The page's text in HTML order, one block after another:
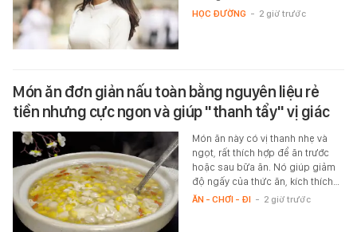
HỌC ĐƯỜNG - 2 giờ trước
Món ăn đơn giản nấu toàn bằng nguyên liệu rẻ
tiền nhưng cực ngon và giúp "thanh tẩy" vị giác
Món ăn này có vị thanh nhẹ và
ngọt, rất thích hợp để ăn trước
hoặc sau bữa ăn. Nó giúp giảm
độ ngấy của thức ăn, kích thích…
ĂN - CHƠI - ĐI - 2 giờ trước